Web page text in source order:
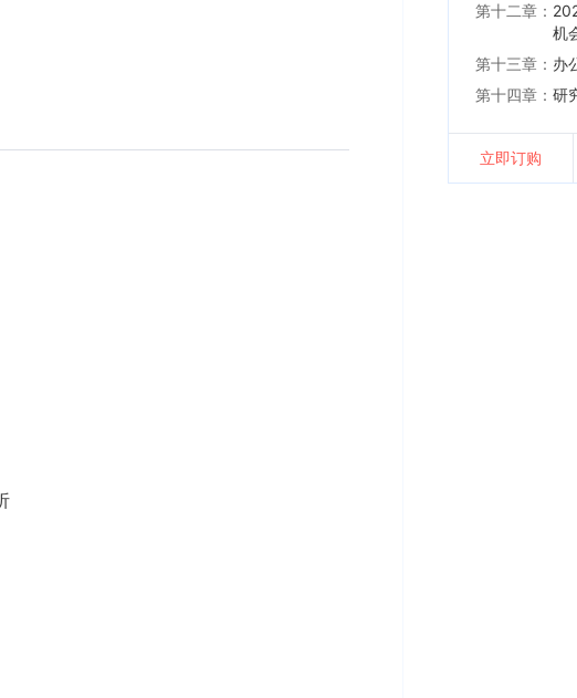
第十二章：
机
第十三章： 办
第十四章： 研
立即订购